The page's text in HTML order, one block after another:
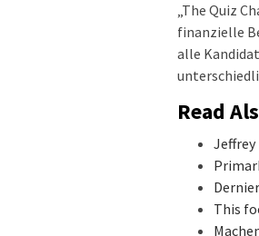
„The Quiz
finanzielle
alle
Read
This